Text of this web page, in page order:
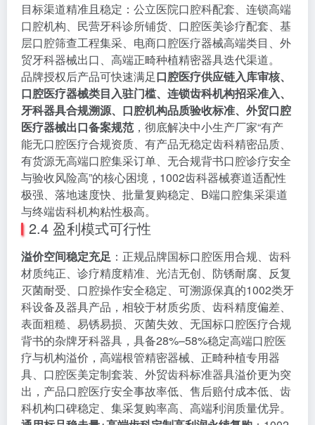
目标渠道精准且稳定：公立医院口腔科配套、连锁高端
口腔机构、民营牙科诊所铺货、口腔医美诊疗配套、基
层口腔筛查工程集采、电商口腔医疗器械高端类目、外
贸牙科器械出口、高端正畸种植精密器具迭代渠道。
品牌授权后产品可快速满足口腔医疗供应链入库审核、
口腔医疗器械类目入驻门槛、连锁齿科机构招采准入、
牙科器具合规溯源、口腔机构品质验收标准、外贸口腔
医疗器械出口备案规范 ，彻底解决中小生产厂家“有产
能无口腔医疗合规资质、有产品无稳定齿科精密品质、
有货源无高端口腔集采订单、无合规背书口腔诊疗安全
与验收风险高”的核心困境，1002齿科器械赛道适配性
极强、落地速度快、批量复购稳定、B端口腔集采渠道
与终端齿科机构粘性极高。
2.4 盈利模式可行性
溢价空间稳定充足 ：正规品牌国标口腔医用合规、齿科
材质纯正、诊疗精度精准、光洁无创、防锈耐腐、反复
灭菌耐受、口腔操作安全稳定、可溯源保真的1002类牙
科设备及器具产品，相较于材质劣质、齿科精度偏差、
表面粗糙、易锈易损、灭菌失效、无国标口腔医疗合规
背书的杂牌牙科器具，具备28%–58%稳定高端口腔医
疗与机构溢价，高端根管精密器械、正畸种植专用器
具、口腔医美定制套装、外贸齿科标准器具溢价更为突
出，产品口腔医疗安全事故率低、售后赔付成本低、齿
科机构口碑稳定、集采复购率高、高端利润质量优异。